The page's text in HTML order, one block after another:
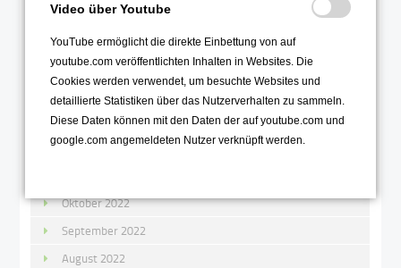
März 2023
Februar 2023
2022
Dezember 2022
Oktober 2022
September 2022
August 2022
Video über Youtube
YouTube ermöglicht die direkte Einbettung von auf
youtube.com veröffentlichten Inhalten in Websites. Die
Cookies werden verwendet, um besuchte Websites und
detaillierte Statistiken über das Nutzerverhalten zu sammeln.
Diese Daten können mit den Daten der auf youtube.com und
google.com angemeldeten Nutzer verknüpft werden.